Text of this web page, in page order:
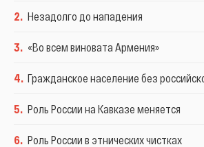
2. Незадолго до нападения
3. «Во всем виновата Армения»
4. Гражданское население без
5. Роль России на Кавказе меняется
6. Роль России в этнических чистках